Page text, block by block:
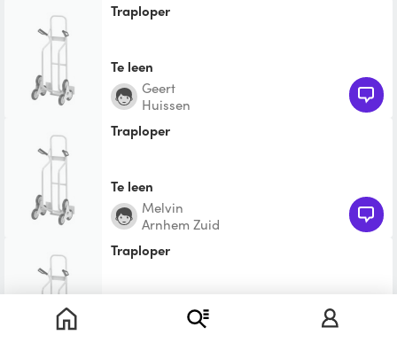
Traploper
Te leen
Geert
Huissen
Traploper
Te leen
Melvin
Arnhem Zuid
Traploper